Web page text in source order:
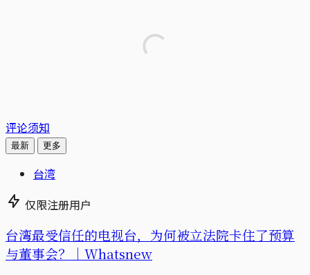
评论须知
最新 更多
台湾
仅限注册用户
台湾最受信任的电视台，为何被立法院卡住了预算
与董事会？｜Whatsnew